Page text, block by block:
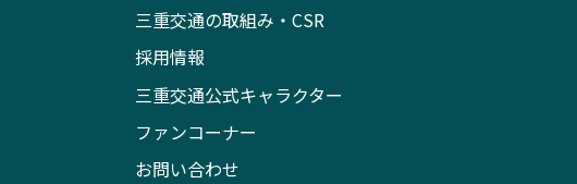
三重交通の取組み・CSR
採用情報
三重交通公式キャラクター
ファンコーナー
お問い合わせ